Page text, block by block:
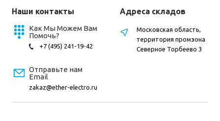
Наши контакты
Как Мы Можем Вам
Помочь?
+7 (495) 241-19-42
Отправьте нам
Email
zakaz@ether-electro.ru
Адреса складов
Московская область,
территория промзона
Северное Торбеево 3